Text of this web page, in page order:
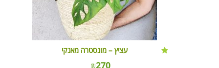
עציץ – מונסטרה מאנקי
₪270